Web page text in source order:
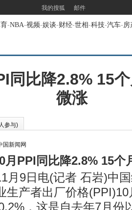
我的搜狐 邮件
-NBA-视频-娱谈-财经-世相-科技-汽车-房
同比降2.8% 15
微涨
人参与)
国新闻网
月PPI同比降2.8% 15个
9日电(记者 石岩)中国
生产者出厂价格
，这是自去年7月份